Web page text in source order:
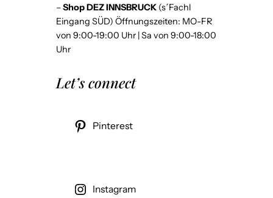
–Shop DEZ INNSBRUCK (s´Fachl
Eingang SÜD) Öffnungszeiten: MO-FR
von 9:00-19:00 Uhr | Sa von 9:00-18:00
Uhr
Let’s connect
Pinterest
Instagram